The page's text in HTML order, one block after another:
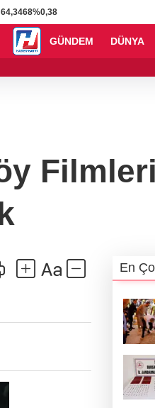
64,3468%0,38
GÜNDEM DÜNYA
21:01 - Yelkencilerin zorlu
En